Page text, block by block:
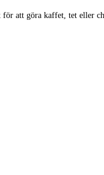
att göra kaffet, tet eller